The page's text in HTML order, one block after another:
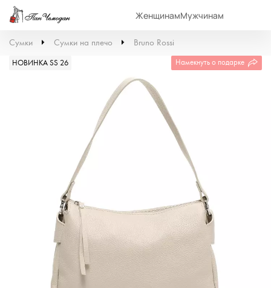
ЖенщинамМужчинам
Сумки Сумки на плечо Bruno Rossi
НОВИНКА SS 26 Намекнуть о подарке